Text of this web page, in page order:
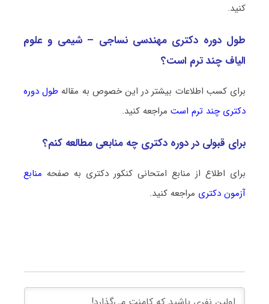
کنید.
طول دوره دکتری مهندسی نساجی – شیمی و علوم
الیاف چند ترم است؟
برای کسب اطلاعات بیشتر در این خصوص به مقاله طول دوره
دکتری چند ترم استمراجعه کنید.
برای قبولی در دوره دکتری چه منابعی مطالعه کنم؟
برای اطلاع از منابع امتحانی کنکور دکتری به صفحه منابع
آزمون دکتری مراجعه کنید.